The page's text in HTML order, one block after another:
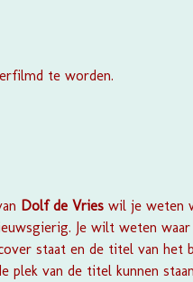
te worden.
Dolf de Vries wil je weten
Je wilt weten
staat en de titel van het
plek van de titel kunnen